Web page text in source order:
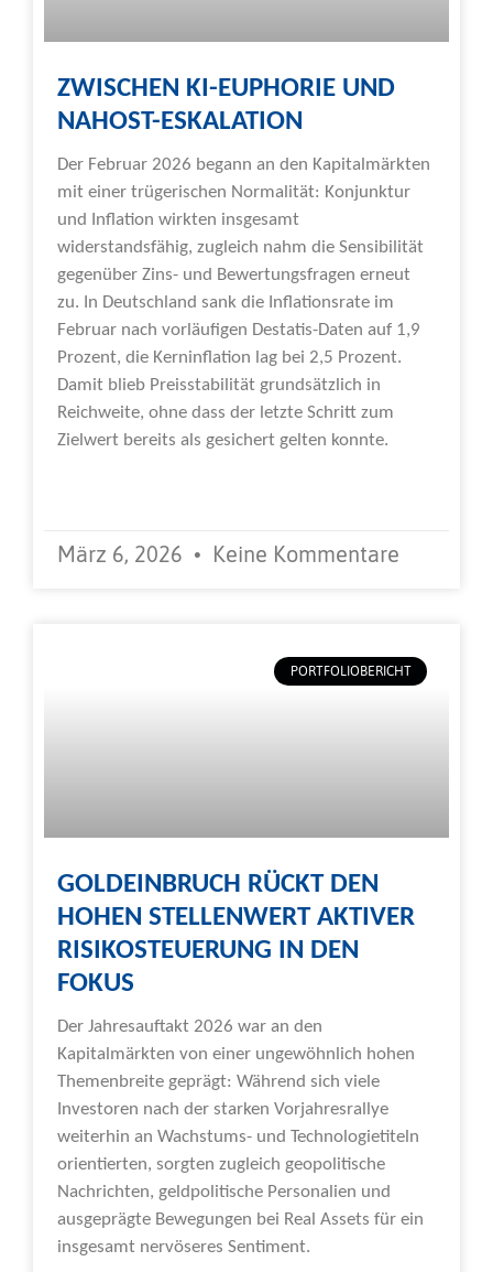
ZWISCHEN KI-EUPHORIE UND
NAHOST-ESKALATION
Der Februar 2026 begann an den Kapitalmärkten
mit einer trügerischen Normalität: Konjunktur
und Inflation wirkten insgesamt
widerstandsfähig, zugleich nahm die Sensibilität
gegenüber Zins- und Bewertungsfragen erneut
zu. In Deutschland sank die Inflationsrate im
Februar nach vorläufigen Destatis-Daten auf 1,9
Prozent, die Kerninflation lag bei 2,5 Prozent.
Damit blieb Preisstabilität grundsätzlich in
Reichweite, ohne dass der letzte Schritt zum
Zielwert bereits als gesichert gelten konnte.
März 6, 2026 Keine Kommentare
PORTFOLIOBERICHT
GOLDEINBRUCH RÜCKT DEN
HOHEN STELLENWERT AKTIVER
RISIKOSTEUERUNG IN DEN
FOKUS
Der Jahresauftakt 2026 war an den
Kapitalmärkten von einer ungewöhnlich hohen
Themenbreite geprägt: Während sich viele
Investoren nach der starken Vorjahresrallye
weiterhin an Wachstums- und Technologietiteln
orientierten, sorgten zugleich geopolitische
Nachrichten, geldpolitische Personalien und
ausgeprägte Bewegungen bei Real Assets für ein
insgesamt nervöseres Sentiment.